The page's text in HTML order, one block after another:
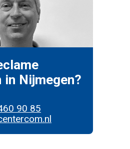
in Nijmegen?
90 85